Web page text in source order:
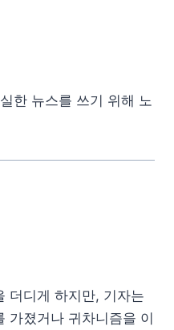
한 뉴스를 쓰기 위해 노
더디게 하지만, 기자는
가졌거나 귀차니즘을 이